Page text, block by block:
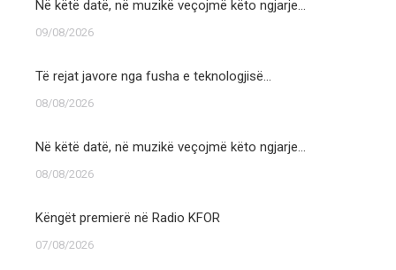
Në këtë datë, në muzikë veçojmë këto ngjarje…
09/08/2026
Të rejat javore nga fusha e teknologjisë…
08/08/2026
Në këtë datë, në muzikë veçojmë këto ngjarje…
08/08/2026
Këngët premierë në Radio KFOR
07/08/2026